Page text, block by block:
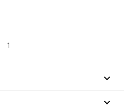
1

